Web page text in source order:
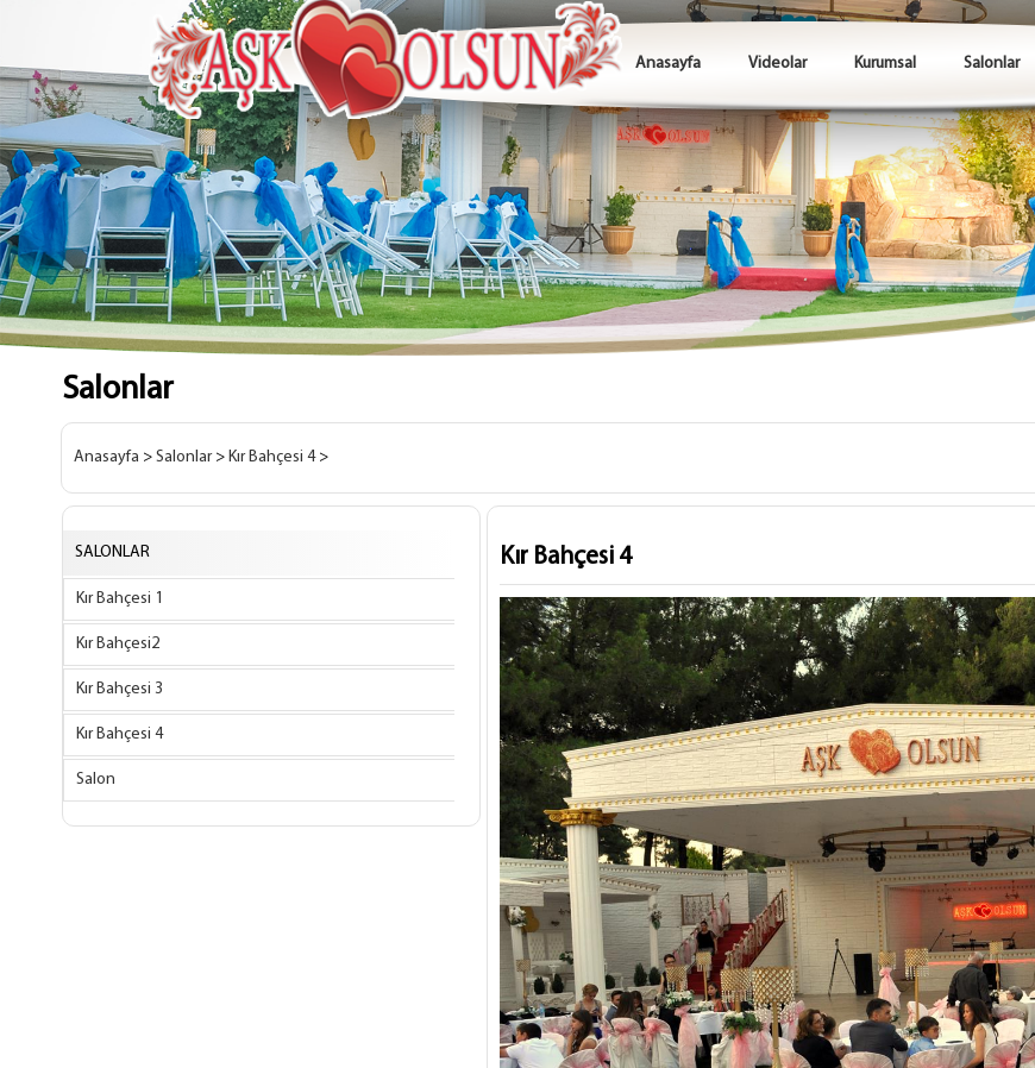
Anasayfa Videolar Kurumsal Salonlar
Salonlar
Anasayfa > Salonlar> Kır Bahçesi 4>
SALONLAR
Kır Bahçesi 1
Kır Bahçesi2
Kır Bahçesi 3
Kır Bahçesi 4
Salon
Kır Bahçesi 4